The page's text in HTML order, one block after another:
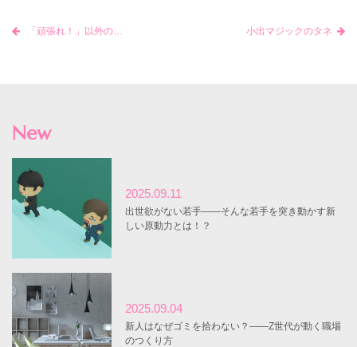
「頑張れ！」以外の応援の仕方は？ 小出マジックのタネ
New
2025.09.11
出世欲がない若手――そんな若手を突き動かす新
しい原動力とは！？
2025.09.04
新人はなぜゴミを拾わない？――Z世代が動く職場
のつくり方